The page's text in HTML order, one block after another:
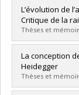
Diplômé(e) :
Cycle :Maîtrise
Diplôme
Lien vers le
L’évolution de
Critique de la
Thèses et
Diplômé(e) :
Cycle :Maîtrise
Diplôme
Lien vers le
La conception
Heidegger
Thèses et